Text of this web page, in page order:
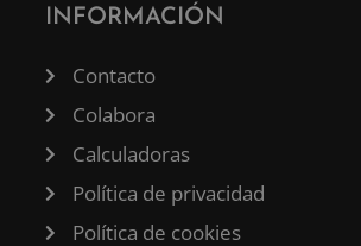
INFORMACIÓN
Contacto
Colabora
Calculadoras
Política de privacidad
Política de cookies